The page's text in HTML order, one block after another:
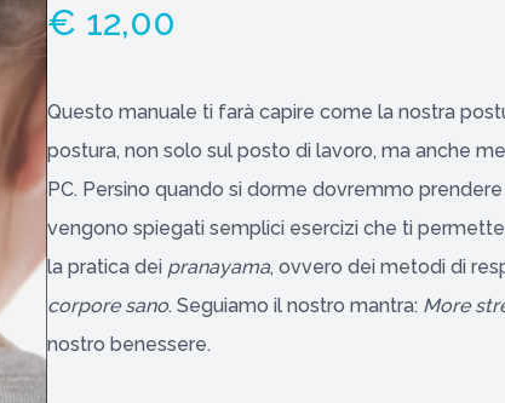
€ 12,00
Questo manuale ti farà capire come la nostra
postura, non solo sul posto di lavoro, ma anche
PC. Persino quando si dorme dovremmo
vengono spiegati semplici esercizi che ti
la pratica dei pranayama, ovvero dei metodi di
corpore sano. Seguiamo il nostro mantra: More
nostro benessere.